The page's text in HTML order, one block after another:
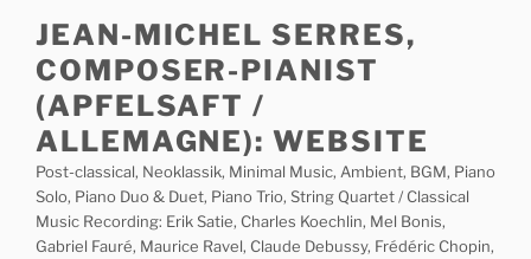
content
JEAN-MICHEL SERRES,
COMPOSER-PIANIST
(APFELSAFT /
ALLEMAGNE): WEBSITE
Post-classical, Neoklassik, Minimal Music, Ambient, BGM, Piano
Solo, Piano Duo & Duet, Piano Trio, String Quartet / Classical
Music Recording: Erik Satie, Charles Koechlin, Mel Bonis,
Gabriel Fauré, Maurice Ravel, Claude Debussy, Frédéric Chopin,